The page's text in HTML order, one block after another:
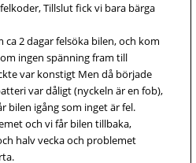
Tillslut fick vi bara bärga
2 dagar felsöka bilen, och kom
ingen spänning fram till
var konstigt Men då började
var dåligt (nyckeln är en fob),
bilen igång som inget är fel.
och vi får bilen tillbaka,
halv vecka och problemet